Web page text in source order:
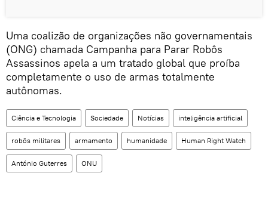
Uma coalizão de organizações não governamentais
(ONG) chamada Campanha para Parar Robôs
Assassinos apela a um tratado global que proíba
completamente o uso de armas totalmente
autônomas.
Ciência e Tecnologia Sociedade Notícias inteligência artificial
robôs militares armamento humanidade Human Right Watch
António Guterres ONU